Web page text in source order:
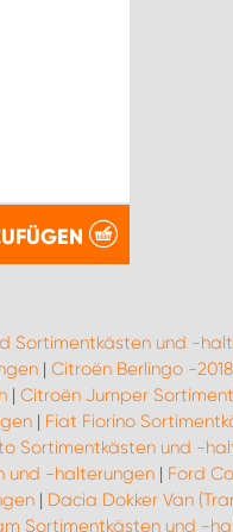
Sortimentkästen und -
| Citroën Berlingo -
| Citroën Jumper
| Fiat Fiorino
Sortimentkästen und -
und -halterungen | Ford
| Dacia Dokker Van
Sortimentkästen und -